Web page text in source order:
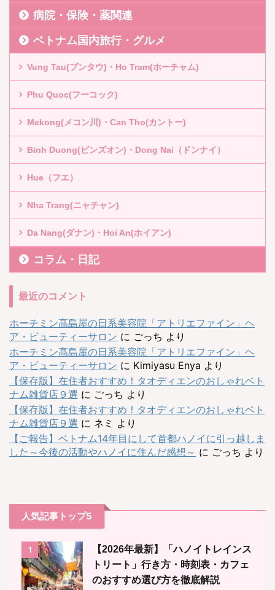
病院・保険・薬関連
ベトナム国内旅行・グルメ
Vung Tau(ブンタウ)・Ho Tram(ホーチャム)
Phu Quoc(フーコック)
Mekong(メコン川)・Can Tho(カントー)
Binh Duong(ビンズオン)・Dong Nai（ドンナイ）
Hue（フエ）
Nha Trang(ニャチャン)
Da Nang(ダナン)・Hoi An(ホイアン)
コラム・日記
最近のコメント
ホーチミン髙島屋の日系美容院「アトリエファイン」ヘ
ア・ビューティーサロン に ごっち より
ホーチミン髙島屋の日系美容院「アトリエファイン」ヘ
ア・ビューティーサロン に Kimiyasu Enya より
【保存版】在住者おすすめ！タオディエンのおしゃれベト
ナム雑貨店９選 に ごっち より
【保存版】在住者おすすめ！タオディエンのおしゃれベト
ナム雑貨店９選 に ネミ より
【ご報告】ベトナム14年目にして首都ハノイに引っ越しま
した～今後の活動やハノイに住んだ感想～ に ごっち より
人気記事トップ5
1
【2026年最新】「ハノイトレインス
トリート」行き方・時刻表・カフェ
のおすすめ選び方を徹底解説